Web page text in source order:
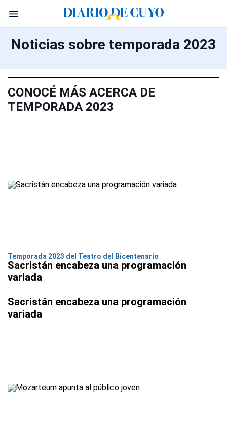
Noticias sobre temporada 2023
CONOCÉ MÁS ACERCA DE
TEMPORADA 2023
Temporada 2023 del Teatro del Bicentenario
Sacristán encabeza una programación
variada
Sacristán encabeza una programación
variada